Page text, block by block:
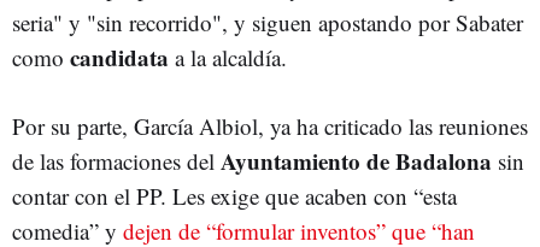
seria" y "sin recorrido", y siguen apostando por Sabater
como candidata a la alcaldía.
Por su parte, García Albiol, ya ha criticado las reuniones
de las formaciones del Ayuntamiento de Badalona sin
contar con el PP. Les exige que acaben con “esta
comedia” y dejen de “formular inventos” que “han